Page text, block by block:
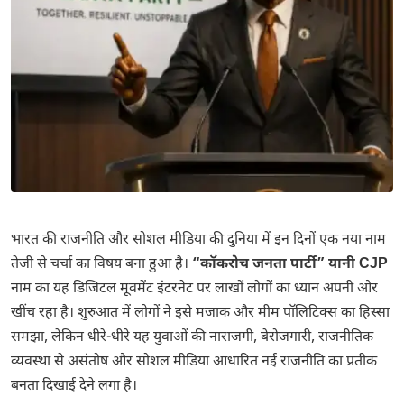
भारत की राजनीति और सोशल मीडिया की दुनिया में इन दिनों एक नया नाम
तेजी से चर्चा का विषय बना हुआ है। “कॉकरोच जनता पार्टी” यानी CJP
नाम का यह डिजिटल मूवमेंट इंटरनेट पर लाखों लोगों का ध्यान अपनी ओर
खींच रहा है। शुरुआत में लोगों ने इसे मजाक और मीम पॉलिटिक्स का हिस्सा
समझा, लेकिन धीरे-धीरे यह युवाओं की नाराजगी, बेरोजगारी, राजनीतिक
व्यवस्था से असंतोष और सोशल मीडिया आधारित नई राजनीति का प्रतीक
बनता दिखाई देने लगा है।